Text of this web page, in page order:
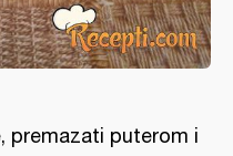
premazati puterom i